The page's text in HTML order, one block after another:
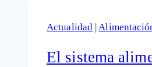
Actualidad |
El sistema